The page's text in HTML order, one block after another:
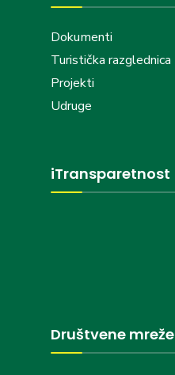
Dokumenti
Turistička razglednica
Projekti
Udruge
iTransparetnost
Društvene mreže